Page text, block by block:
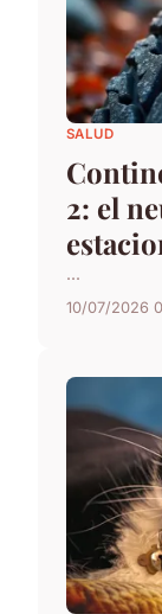
SALUD
2: el
...
10/07/2026